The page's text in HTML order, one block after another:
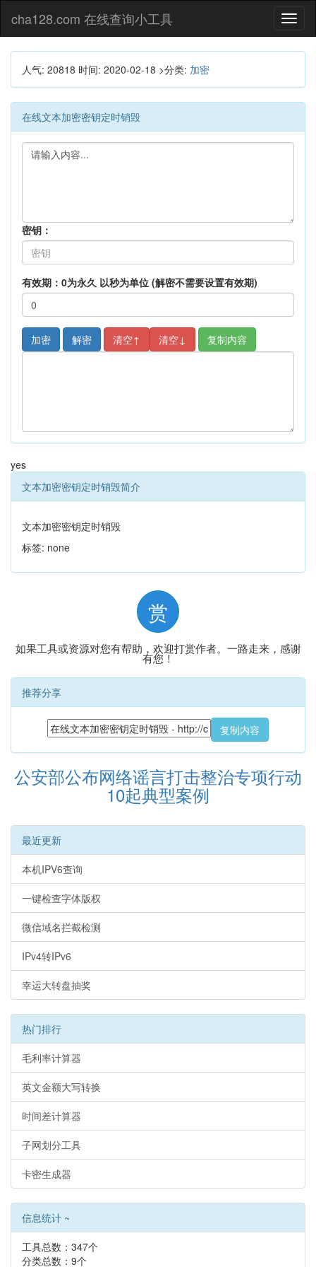
cha128.com 在线查询小工具
人气: 20818 时间: 2020-02-18 >分类: 加密
在线文本加密密钥定时销毁
密钥：
有效期：0为永久 以秒为单位 (解密不需要设置有效期)
复制内容
yes
文本加密密钥定时销毁简介
文本加密密钥定时销毁
标签: none
赏
如果工具或资源对您有帮助，欢迎打赏作者。一路走来，感谢
有您！
推荐分享
复制内容
公安部公布网络谣言打击整治专项行动
10起典型案例
最近更新
本机IPV6查询
一键检查字体版权
微信域名拦截检测
IPv4转IPv6
幸运大转盘抽奖
热门排行
毛利率计算器
英文金额大写转换
时间差计算器
子网划分工具
卡密生成器
信息统计 ~
工具总数：347个
分类总数：9个